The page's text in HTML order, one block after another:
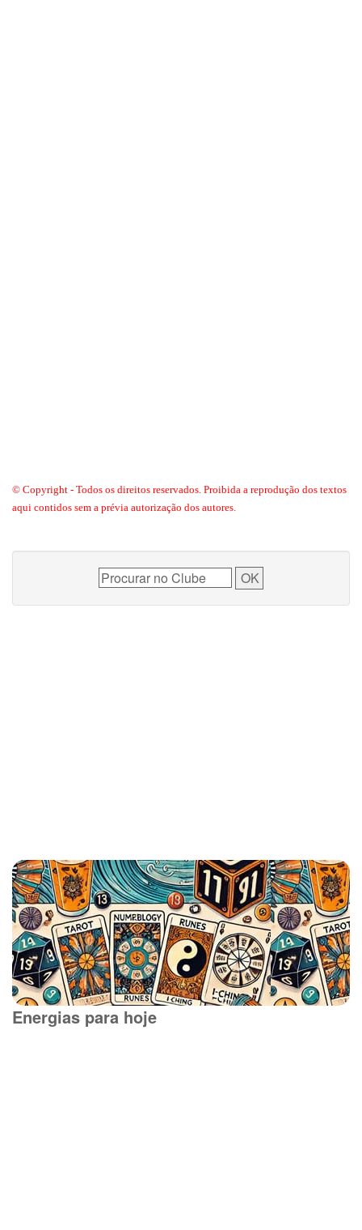
© Copyright - Todos os direitos reservados. Proibida a reprodução dos textos
aqui contidos sem a prévia autorização dos autores.
Energias para hoje